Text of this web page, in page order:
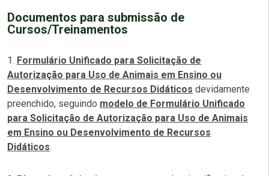
Documentos para submissão de
Cursos/Treinamentos
1. Formulário Unificado para Solicitação de
Autorização para Uso de Animais em Ensino ou
Desenvolvimento de Recursos Didáticos devidamente
preenchido, seguindo modelo de Formulário Unificado
para Solicitação de Autorização para Uso de Animais
em Ensino ou Desenvolvimento de Recursos
Didáticos.